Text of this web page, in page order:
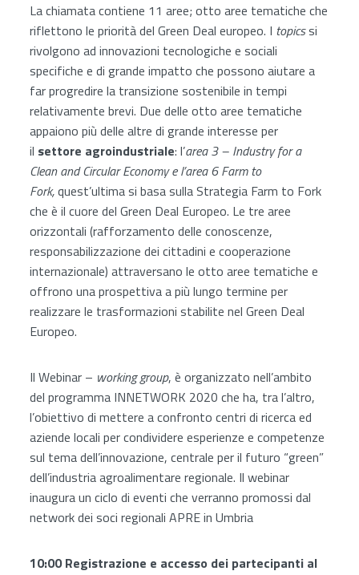
La chiamata contiene 11 aree; otto aree tematiche che
riflettono le priorità del Green Deal europeo. I topicssi
rivolgono ad innovazioni tecnologiche e sociali
specifiche e di grande impatto che possono aiutare a
far progredire la transizione sostenibile in tempi
relativamente brevi. Due delle otto aree tematiche
appaiono più delle altre di grande interesse per
il settore agroindustriale: l’area 3 – Industry for a
Clean and Circular Economy e l’area 6 Farm to
Fork,quest’ultima si basa sulla Strategia Farm to Fork
che è il cuore del Green Deal Europeo. Le tre aree
orizzontali (rafforzamento delle conoscenze,
responsabilizzazione dei cittadini e cooperazione
internazionale) attraversano le otto aree tematiche e
offrono una prospettiva a più lungo termine per
realizzare le trasformazioni stabilite nel Green Deal
Europeo.
Il Webinar – working group, è organizzato nell’ambito
del programma INNETWORK 2020 che ha, tra l’altro,
l’obiettivo di mettere a confronto centri di ricerca ed
aziende locali per condividere esperienze e competenze
sul tema dell’innovazione, centrale per il futuro “green”
dell’industria agroalimentare regionale. Il webinar
inaugura un ciclo di eventi che verranno promossi dal
network dei soci regionali APRE in Umbria
10:00 Registrazione e accesso dei partecipanti al